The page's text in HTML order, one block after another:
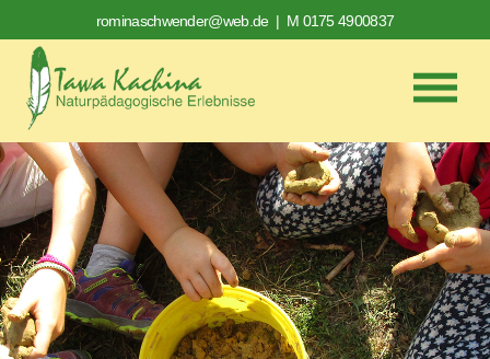
rominaschwender@web.de| M 0175 4900837